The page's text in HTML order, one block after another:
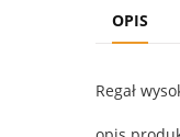
OPIS
Regał